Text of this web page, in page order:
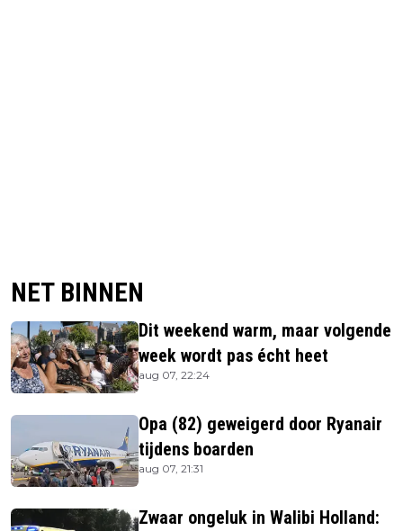
NET BINNEN
Dit weekend warm, maar volgende
week wordt pas écht heet
aug 07, 22:24
Opa (82) geweigerd door Ryanair
tijdens boarden
aug 07, 21:31
Zwaar ongeluk in Walibi Holland: